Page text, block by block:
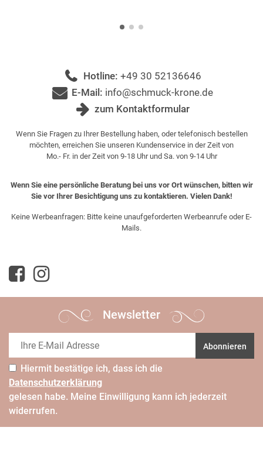
Hotline: +49 30 52136646
E-Mail: info@schmuck-krone.de
zum Kontaktformular
Wenn Sie Fragen zu Ihrer Bestellung haben, oder telefonisch bestellen
möchten, erreichen Sie unseren Kundenservice in der Zeit von
Mo.- Fr. in der Zeit von 9-18 Uhr und Sa. von 9-14 Uhr
Wenn Sie eine persönliche Beratung bei uns vor Ort wünschen, bitten wir
Sie vor Ihrer Besichtigung uns zu kontaktieren. Vielen Dank!
Keine Werbeanfragen: Bitte keine unaufgeforderten Werbeanrufe oder E-
Mails.
Newsletter
Abonnieren
Hiermit bestätige ich, dass ich die
Daten­schutz­erklärung
gelesen habe. Meine Einwilligung kann ich jederzeit
widerrufen.